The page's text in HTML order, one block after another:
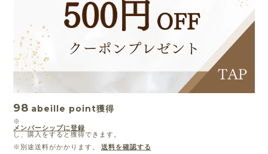
98 abeille point獲得
※
メンバーシップに登録
し、購入をすると獲得できます。
※別途送料がかかります。
送料を確認する